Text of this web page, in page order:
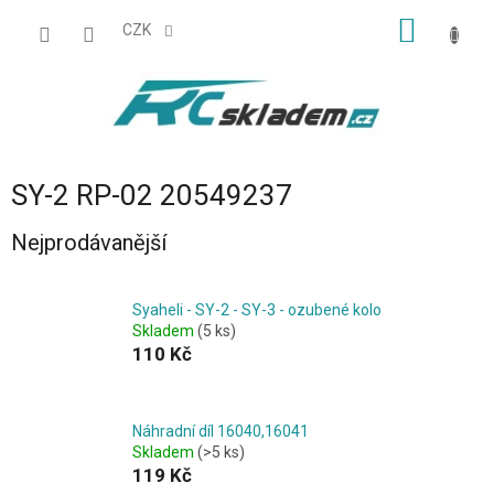
CZK
SY-2 RP-02 20549237
Nejprodávanější
Syaheli - SY-2 - SY-3 - ozubené kolo
Skladem (5 ks)
110 Kč
Náhradní díl 16040,16041
Skladem (>5 ks)
119 Kč